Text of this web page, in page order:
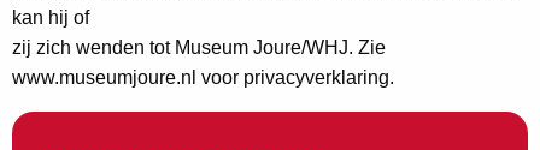
kan hij of
zij zich wenden tot Museum Joure/WHJ. Zie
www.museumjoure.nl voor privacyverklaring.